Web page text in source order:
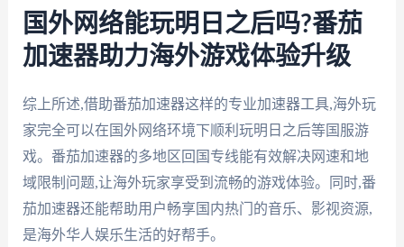
国外网络能玩明日之后吗?番茄
加速器助力海外游戏体验升级
综上所述,借助番茄加速器这样的专业加速器工具,海外玩
家完全可以在国外网络环境下顺利玩明日之后等国服游
戏。番茄加速器的多地区回国专线能有效解决网速和地
域限制问题,让海外玩家享受到流畅的游戏体验。同时,番
茄加速器还能帮助用户畅享国内热门的音乐、影视资源,
是海外华人娱乐生活的好帮手。